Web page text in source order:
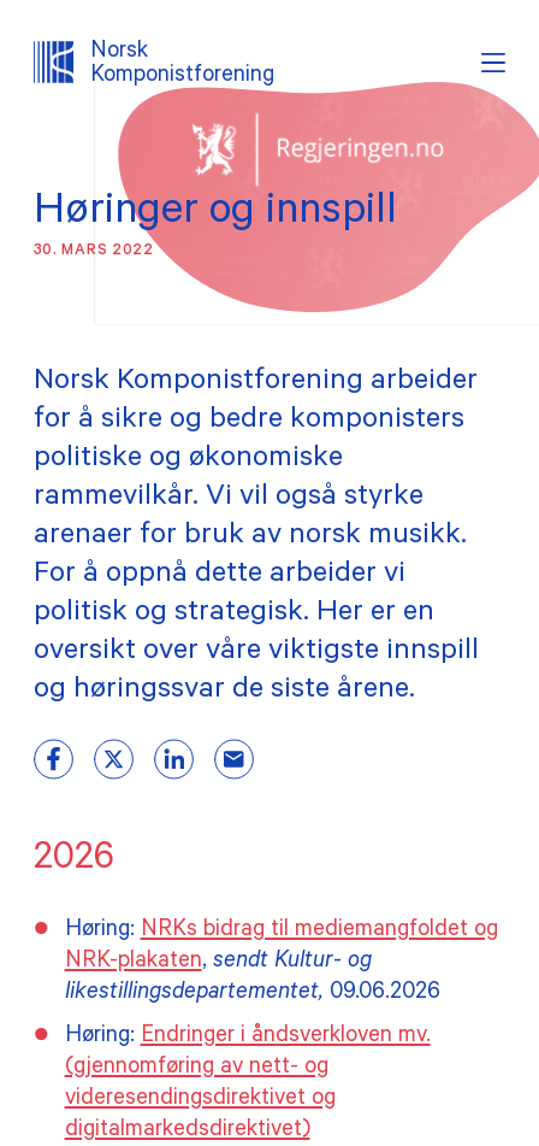
Norsk
Komponistforening
Logg inn Lystema
OM NKF
INTERESSEPOLITISK ARBEID
PROSJEKTER
TILSKUDD
MEDLEMSKAP
Høringer og innspill
30. MARS 2022
Norsk Komponistforening arbeider
for å sikre og bedre komponisters
politiske og økonomiske
rammevilkår. Vi vil også styrke
arenaer for bruk av norsk musikk.
For å oppnå dette arbeider vi
politisk og strategisk. Her er en
oversikt over våre viktigste innspill
og høringssvar de siste årene.
2026
Høring: NRKs bidrag til mediemangfoldet og
NRK-plakaten, sendt Kultur- og
likestillingsdepartementet, 09.06.2026
Høring: Endringer i åndsverkloven mv.
(gjennomføring av nett- og
videresendingsdirektivet og
digitalmarkedsdirektivet)